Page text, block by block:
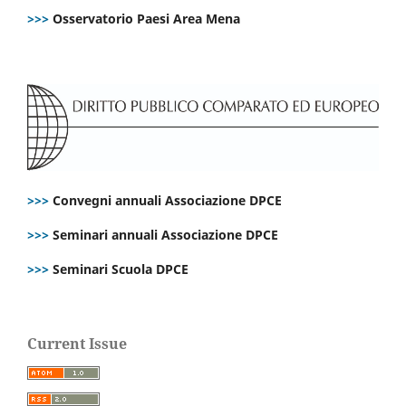
>>> Osservatorio Paesi Area Mena
>>> Convegni annuali Associazione DPCE
>>> Seminari annuali Associazione DPCE
>>> Seminari Scuola DPCE
Current Issue